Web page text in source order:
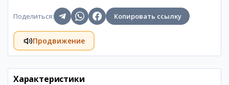
Поделиться: Копировать ссылку
Продвижение
Характеристики